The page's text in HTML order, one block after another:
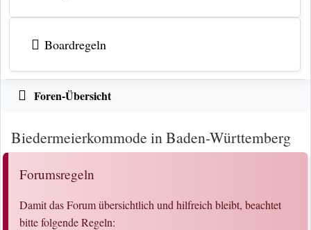
Boardregeln
Foren-Übersicht
Biedermeierkommode in Baden-Württemberg
Forumsregeln
Damit das Forum übersichtlich und hilfreich bleibt, beachtet
bitte folgende Regeln: